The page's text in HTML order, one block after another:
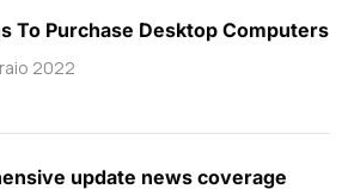
To Purchase Desktop Computers
2022
update news coverage